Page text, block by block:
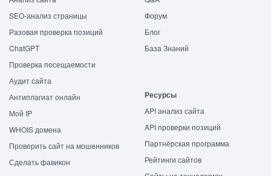
SEO-анализ страницы
Разовая проверка позиций
ChatGPT
Проверка посещаемости
Аудит сайта
Антиплагиат онлайн
Мой IP
WHOIS домена
Проверить сайт на мошенников
Сделать фавикон
Форум
Блог
База Знаний
Ресурсы
API анализ сайта
API проверки позиций
Партнёрская программа
Рейтинги сайтов